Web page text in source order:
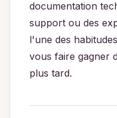
documentation
support ou des
l'une des
vous faire gagner
plus tard.